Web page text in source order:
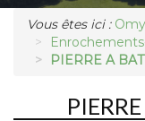
Vous êtes ici :
PIERRE A